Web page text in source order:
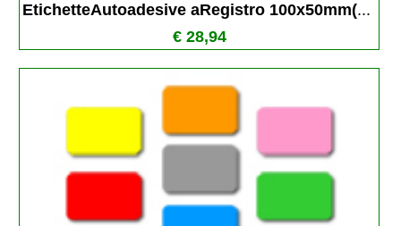
EtichetteAutoadesive aRegistro 100x50mm(...
€ 28,94